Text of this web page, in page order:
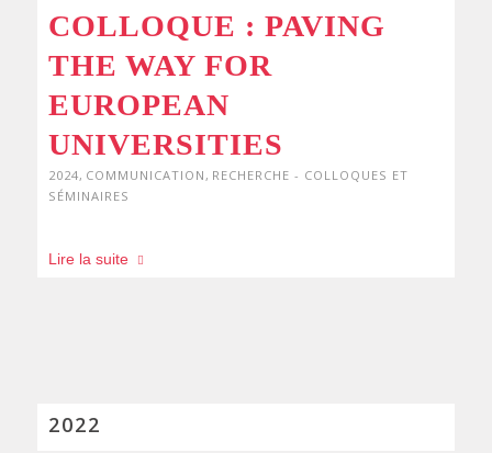
COLLOQUE : PAVING
THE WAY FOR
EUROPEAN
UNIVERSITIES
2024, COMMUNICATION, RECHERCHE - COLLOQUES ET
SÉMINAIRES
Lire la suite
2022